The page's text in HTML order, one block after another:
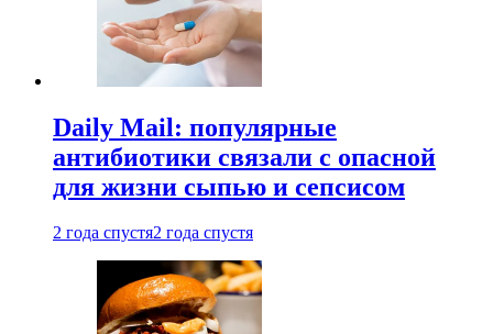
Daily Mail: популярные
антибиотики связали с опасной
для жизни сыпью и сепсисом
2 года спустя2 года спустя